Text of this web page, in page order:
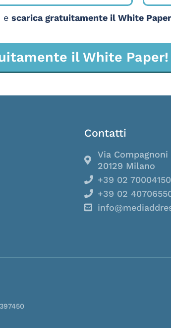
e scarica gratuitamente il White
il White Paper!
Contatti
Via Compagnoni
20129 Milano
+39 02 70004150
+39 02